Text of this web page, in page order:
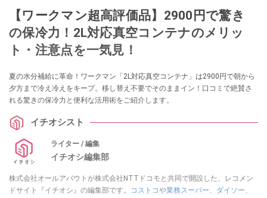
【ワークマン超高評価品】2900円で驚き
の保冷力！2L対応真空コンテナのメリッ
ト・注意点を一気見！
夏の水分補給に革命！ワークマン「2L対応真空コンテナ」は2900円で朝から
夕方まで冷え冷えをキープ。移し替え不要でそのままイン！口コミで絶賛さ
れる驚きの保冷力と便利な活用術をご紹介します。
イチオシスト
ライター / 編集
イチオシ編集部
株式会社オールアバウトが株式会社NTTドコモと共同で開設した、レコメン
ドサイト『イチオシ』の編集部です。
コストコや業務スーパー ダイソー